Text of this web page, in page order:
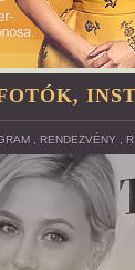
RENDEZVÉNY